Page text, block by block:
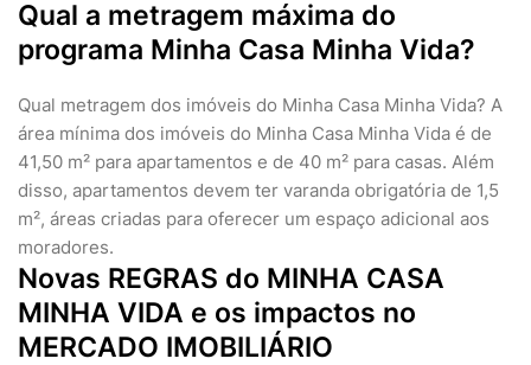
Qual a metragem máxima do
programa Minha Casa Minha Vida?
Qual metragem dos imóveis do Minha Casa Minha Vida? A
área mínima dos imóveis do Minha Casa Minha Vida é de
41,50 m² para apartamentos e de 40 m² para casas. Além
disso, apartamentos devem ter varanda obrigatória de 1,5
m², áreas criadas para oferecer um espaço adicional aos
moradores.
Novas REGRAS do MINHA CASA
MINHA VIDA e os impactos no
MERCADO IMOBILIÁRIO